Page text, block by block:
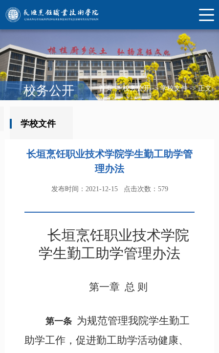
首页 -> 校务公开 -> 学校文件 -> 正文
校务公开
学校文件
长垣烹饪职业技术学院学生勤工助学管
理办法
发布时间：2021-12-15 点击次数： 579
长垣烹饪职业技术学院
学生勤工助学管理办法
第一章 总 则
第一条 为规范管理我院学生勤工
助学工作，促进勤工助学活动健康、